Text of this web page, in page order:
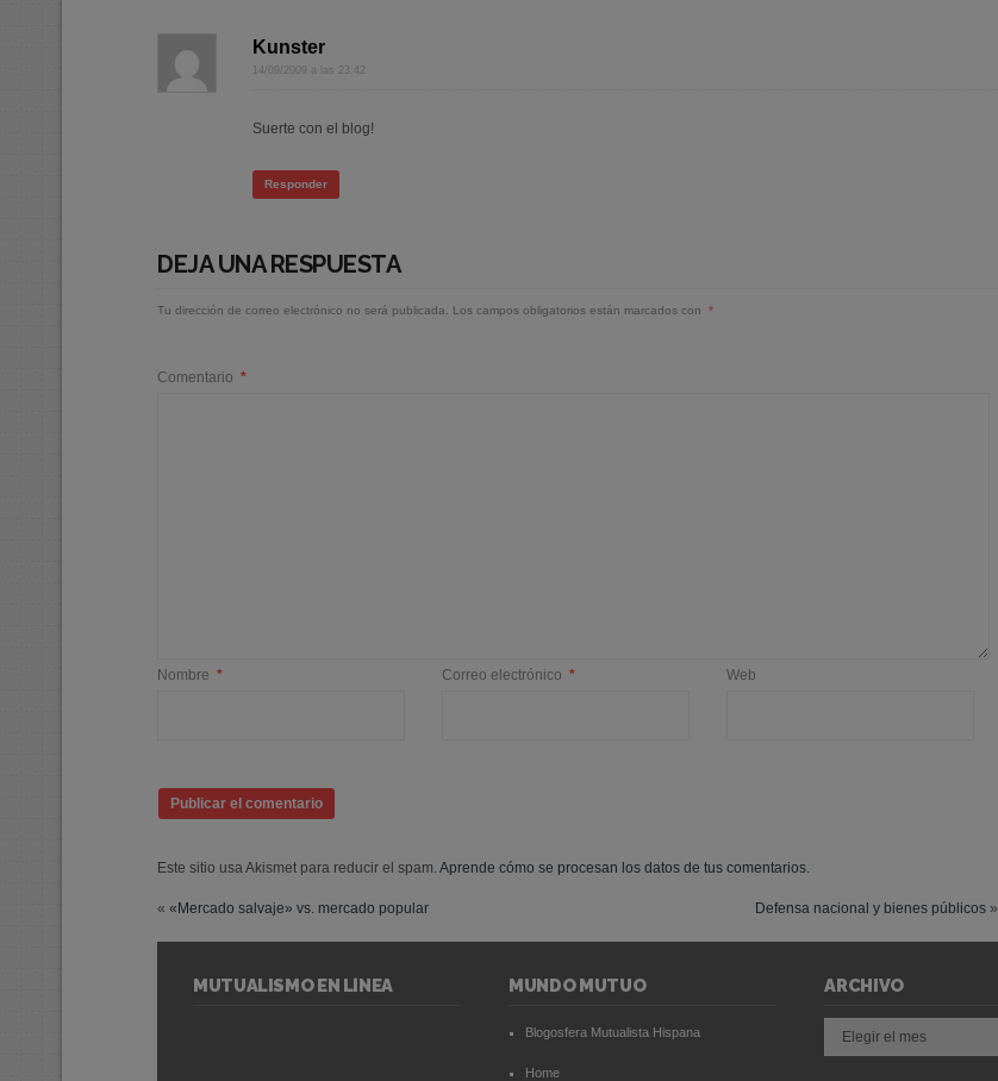
Kunster
14/09/2009 a las 23:42
Suerte con el blog!
Responder
DEJA UNA RESPUESTA
Tu dirección de correo electrónico no será publicada. Los campos obligatorios están marcados con *
Comentario *
Nombre * Correo electrónico * Web
Este sitio usa Akismet para reducir el spam. Aprende cómo se procesan los datos de tus comentarios.
« «Mercado salvaje» vs. mercado popular Defensa nacional y bienes públicos»
MUTUALISMO EN LÍNEA MUNDO MUTUO
Blogosfera Mutualista Hispana
Home
ARCHIVO
Archivo